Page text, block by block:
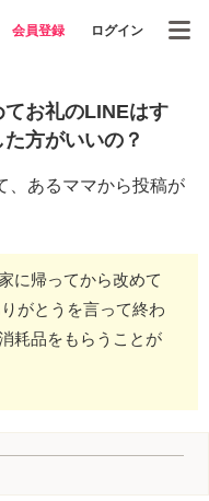
会員登録 ログイン
お礼のLINEはす
方がいいの？
、あるママから投稿が
に帰ってから改めて
がとうを言って終わ
耗品をもらうことが